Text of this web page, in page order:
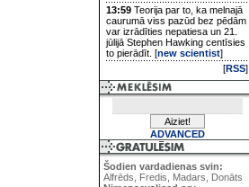
13:59 Teorija par to, ka melnajā
caurumā viss pazūd bez pēdām
var izrādīties nepatiesa un 21.
jūlijā Stephen Hawking centīsies
to pierādīt. [new scientist]
[RSS]
ADVANCED
Šodien vardadienas svin:
Alfrēds, Fredis, Madars, Donāts